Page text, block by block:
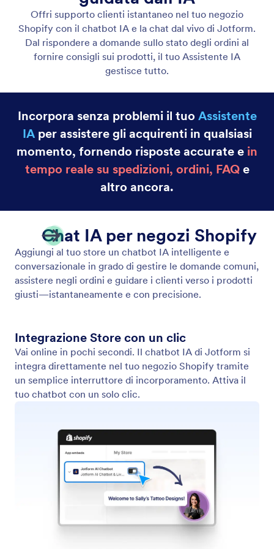
Assistente Chatbot
Fornisci supporto clienti immediato sul tuo negozio
Shopify con il chatbot IA e la chat dal vivo di
Ottimizza il tuo assistente con una serie di metodi di
addestramento come siti web, documenti,
informazioni di riferimento e domande frequenti.